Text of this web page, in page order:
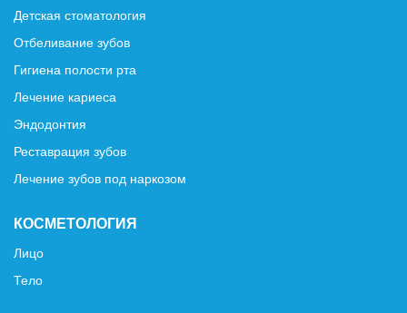
Детская стоматология
Отбеливание зубов
Гигиена полости рта
Лечение кариеса
Эндодонтия
Реставрация зубов
Лечение зубов под наркозом
КОСМЕТОЛОГИЯ
Лицо
Тело